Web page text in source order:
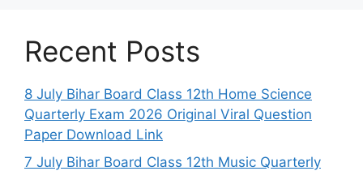
Recent Posts
8 July Bihar Board Class 12th Home Science
Quarterly Exam 2026 Original Viral Question
Paper Download Link
7 July Bihar Board Class 12th Music Quarterly